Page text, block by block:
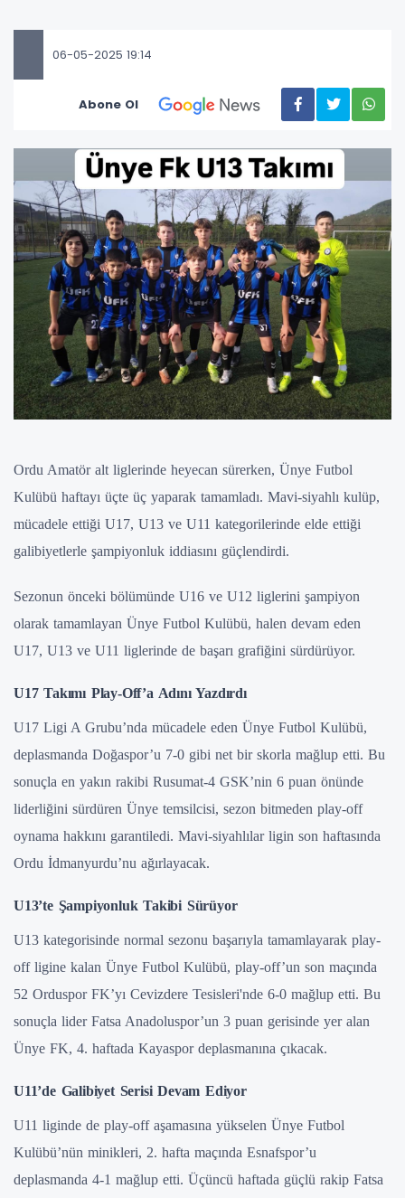
06-05-2025 19:14
Abone Ol
Ordu Amatör alt liglerinde heyecan sürerken, Ünye Futbol
Kulübü haftayı üçte üç yaparak tamamladı. Mavi-siyahlı kulüp,
mücadele ettiği U17, U13 ve U11 kategorilerinde elde ettiği
galibiyetlerle şampiyonluk iddiasını güçlendirdi.
Sezonun önceki bölümünde U16 ve U12 liglerini şampiyon
olarak tamamlayan Ünye Futbol Kulübü, halen devam eden
U17, U13 ve U11 liglerinde de başarı grafiğini sürdürüyor.
U17 Takımı Play-Off’a Adını Yazdırdı
U17 Ligi A Grubu’nda mücadele eden Ünye Futbol Kulübü,
deplasmanda Doğaspor’u 7-0 gibi net bir skorla mağlup etti. Bu
sonuçla en yakın rakibi Rusumat-4 GSK’nin 6 puan önünde
liderliğini sürdüren Ünye temsilcisi, sezon bitmeden play-off
oynama hakkını garantiledi. Mavi-siyahlılar ligin son haftasında
Ordu İdmanyurdu’nu ağırlayacak.
U13’te Şampiyonluk Takibi Sürüyor
U13 kategorisinde normal sezonu başarıyla tamamlayarak play-
off ligine kalan Ünye Futbol Kulübü, play-off’un son maçında
52 Orduspor FK’yı Cevizdere Tesisleri'nde 6-0 mağlup etti. Bu
sonuçla lider Fatsa Anadoluspor’un 3 puan gerisinde yer alan
Ünye FK, 4. haftada Kayaspor deplasmanına çıkacak.
U11’de Galibiyet Serisi Devam Ediyor
U11 liginde de play-off aşamasına yükselen Ünye Futbol
Kulübü’nün minikleri, 2. hafta maçında Esnafspor’u
deplasmanda 4-1 mağlup etti. Üçüncü haftada güçlü rakip Fatsa